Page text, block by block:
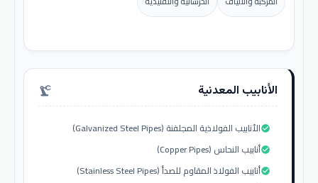
الأنابيب المعدنية precision_manufacturing
الأنابيب الفولاذية المجلفنة (Galvanized Steel Pipes)check_circle
أنابيب النحاس (Copper Pipes)check_circle
أنابيب الفولاذ المقاوم للصدأ (Stainless Steel Pipes)check_circle